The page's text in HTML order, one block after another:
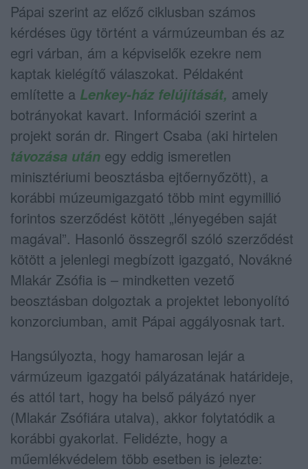
Pápai szerint az előző ciklusban számos
kérdéses ügy történt a vármúzeumban és az
egri várban, ám a képviselők ezekre nem
kaptak kielégítő válaszokat. Példaként
említette a Lenkey-ház felújítását, amely
botrányokat kavart. Információi szerint a
projekt során dr. Ringert Csaba (aki hirtelen
távozása után egy eddig ismeretlen
minisztériumi beosztásba ejtőernyőzött), a
korábbi múzeumigazgató több mint egymillió
forintos szerződést kötött „lényegében saját
magával”. Hasonló összegről szóló szerződést
kötött a jelenlegi megbízott igazgató, Novákné
Mlakár Zsófia is – mindketten vezető
beosztásban dolgoztak a projektet lebonyolító
konzorciumban, amit Pápai aggályosnak tart.
Hangsúlyozta, hogy hamarosan lejár a
vármúzeum igazgatói pályázatának határideje,
és attól tart, hogy ha belső pályázó nyer
(Mlakár Zsófiára utalva), akkor folytatódik a
korábbi gyakorlat. Felidézte, hogy a
műemlékvédelem több esetben is jelezte: